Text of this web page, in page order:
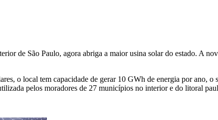
de São Paulo, agora abriga a maior usina solar do estado. A
o local tem capacidade de gerar 10 GWh de energia por ano, o
pelos moradores de 27 municípios no interior e do litoral